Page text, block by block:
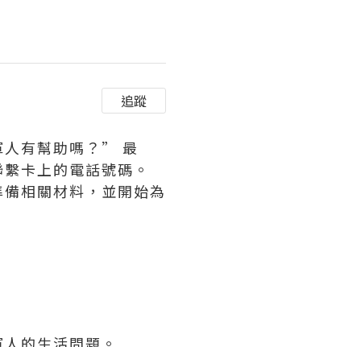
追蹤
人有幫助嗎？” 最
卡上的電話號碼。
相關材料，並開始為